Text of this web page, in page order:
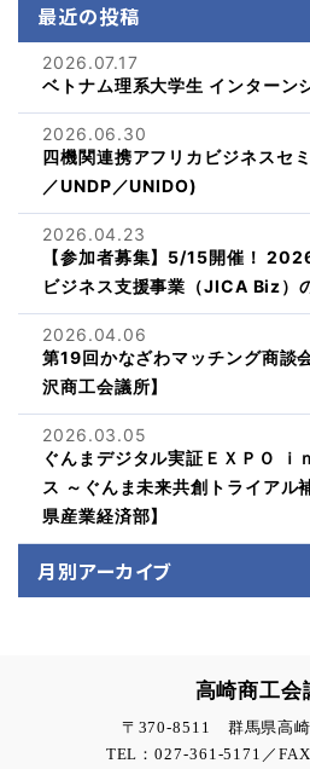
最近の投稿
2026.07.17
ベトナム理系大学生 インターン
2026.06.30
四機関連携アフリカビジネスセ
／UNDP／UNIDO)
2026.04.23
【参加者募集】5/15開催！
ビジネス支援事業（JICA Biz）
2026.04.06
第19回かなざわマッチング商
沢商工会議所】
2026.03.05
ぐんまデジタル実証ＥＸＰＯ ｉ
ス ～ぐんま未来共創トライアル
県産業経済部】
月別アーカイブ
高崎商工会
〒370-8511 群馬県高
TEL：027-361-5171／